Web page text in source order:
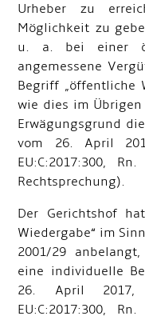
Urheber zu
Möglichkeit zu
u. a. bei einer
angemessene
Begriff „öffentliche
wie dies im
Erwägungsgrund
vom 26. April
EU:C:2017:300,
Rechtsprechung).
Der Gerichtshof
Wiedergabe“ im
2001/29
eine individuelle
26. April 2017,
EU:C:2017:300,